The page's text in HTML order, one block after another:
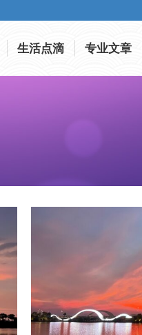
生活点滴 专业文章
生活点滴 专业文章